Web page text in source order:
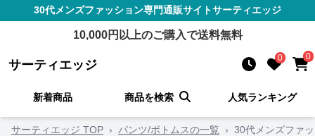
30代メンズファッション専門通販サイトサーティエッジ
10,000円以上のご購入で送料無料
サーティエッジ 0 0
新着商品 商品を検索 人気ランキング
サーティエッジ TOP › パンツ/ボトムスの一覧 › 30代メンズファ